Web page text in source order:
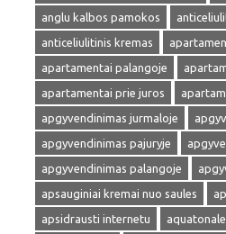
anglu kalbos pamokos
anticeliulitinis kremas
apartamentai palangoje
apartamentai prie juros
apgyvendinimas jurmaloje
apgyvendinimas pajuryje
apgyvendinimas palangoje
apsauginiai kremai nuo saules
apsidrausti internetu